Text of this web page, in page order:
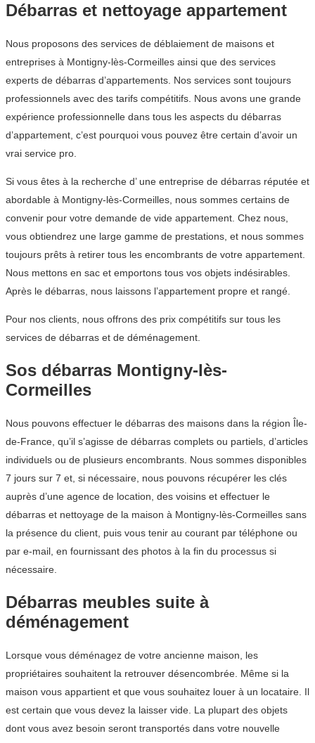
Débarras et nettoyage appartement
Nous proposons des services de déblaiement de maisons et
entreprises à Montigny-lès-Cormeilles ainsi que des services
experts de débarras d’appartements. Nos services sont toujours
professionnels avec des tarifs compétitifs. Nous avons une grande
expérience professionnelle dans tous les aspects du débarras
d’appartement, c’est pourquoi vous pouvez être certain d’avoir un
vrai service pro.
Si vous êtes à la recherche d’ une entreprise de débarras réputée et
abordable à Montigny-lès-Cormeilles, nous sommes certains de
convenir pour votre demande de vide appartement. Chez nous,
vous obtiendrez une large gamme de prestations, et nous sommes
toujours prêts à retirer tous les encombrants de votre appartement.
Nous mettons en sac et emportons tous vos objets indésirables.
Après le débarras, nous laissons l’appartement propre et rangé.
Pour nos clients, nous offrons des prix compétitifs sur tous les
services de débarras et de déménagement.
Sos débarras Montigny-lès-
Cormeilles
Nous pouvons effectuer le débarras des maisons dans la région Île-
de-France, qu’il s’agisse de débarras complets ou partiels, d’articles
individuels ou de plusieurs encombrants. Nous sommes disponibles
7 jours sur 7 et, si nécessaire, nous pouvons récupérer les clés
auprès d’une agence de location, des voisins et effectuer le
débarras et nettoyage de la maison à Montigny-lès-Cormeilles sans
la présence du client, puis vous tenir au courant par téléphone ou
par e-mail, en fournissant des photos à la fin du processus si
nécessaire.
Débarras meubles suite à
déménagement
Lorsque vous déménagez de votre ancienne maison, les
propriétaires souhaitent la retrouver désencombrée. Même si la
maison vous appartient et que vous souhaitez louer à un locataire. Il
est certain que vous devez la laisser vide. La plupart des objets
dont vous avez besoin seront transportés dans votre nouvelle